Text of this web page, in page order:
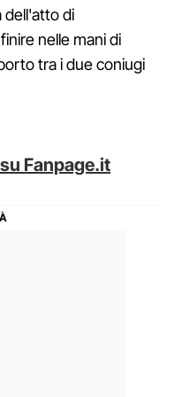
dell'atto di
nelle mani di
tra i due coniugi
Fanpage.it